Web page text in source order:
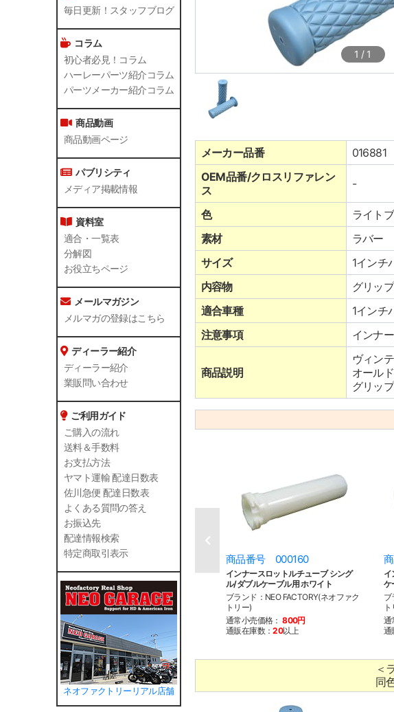
毎日更新！スタッフブログ
コラム
初心者必見！コラム
ハーレーパーツ紹介コラム
パーツメーカー紹介コラム
商品動画
商品動画ページ
パブリシティ
メディア掲載情報
資料室
適合・一覧表
分解図
お役立ちページ
メールマガジン
メルマガの登録はこちら
ディーラー紹介
ディーラー紹介
業販問い合わせ
ご利用ガイド
ご購入の流れ
送料＆手数料
お支払方法
ヤマト運輸 配達日数表
佐川急便 配達日数表
よくある質問の答え
お振込先
配達情報検索
特定商取引表示
ネオファクトリーリアル店舗
1 / 1
メーカー品番
016881
OEM品番/クロスリファレン
ス
-
色
ライト
素材
ラバー
サイズ
1インチ
内容物
グリッ
適合車種
1インチ
注意事項
インナ
商品説明
ヴィン
オール
グリッ
商品番号 000160
インナースロットルチューブ シング
ル/ダブルケーブル用 ホワイト
ブランド：NEO FACTORY(ネオファク
トリー)
通常小売価格： 800円
通販在庫数：20以上
イ
ケ
ブ
通
通
＜
同